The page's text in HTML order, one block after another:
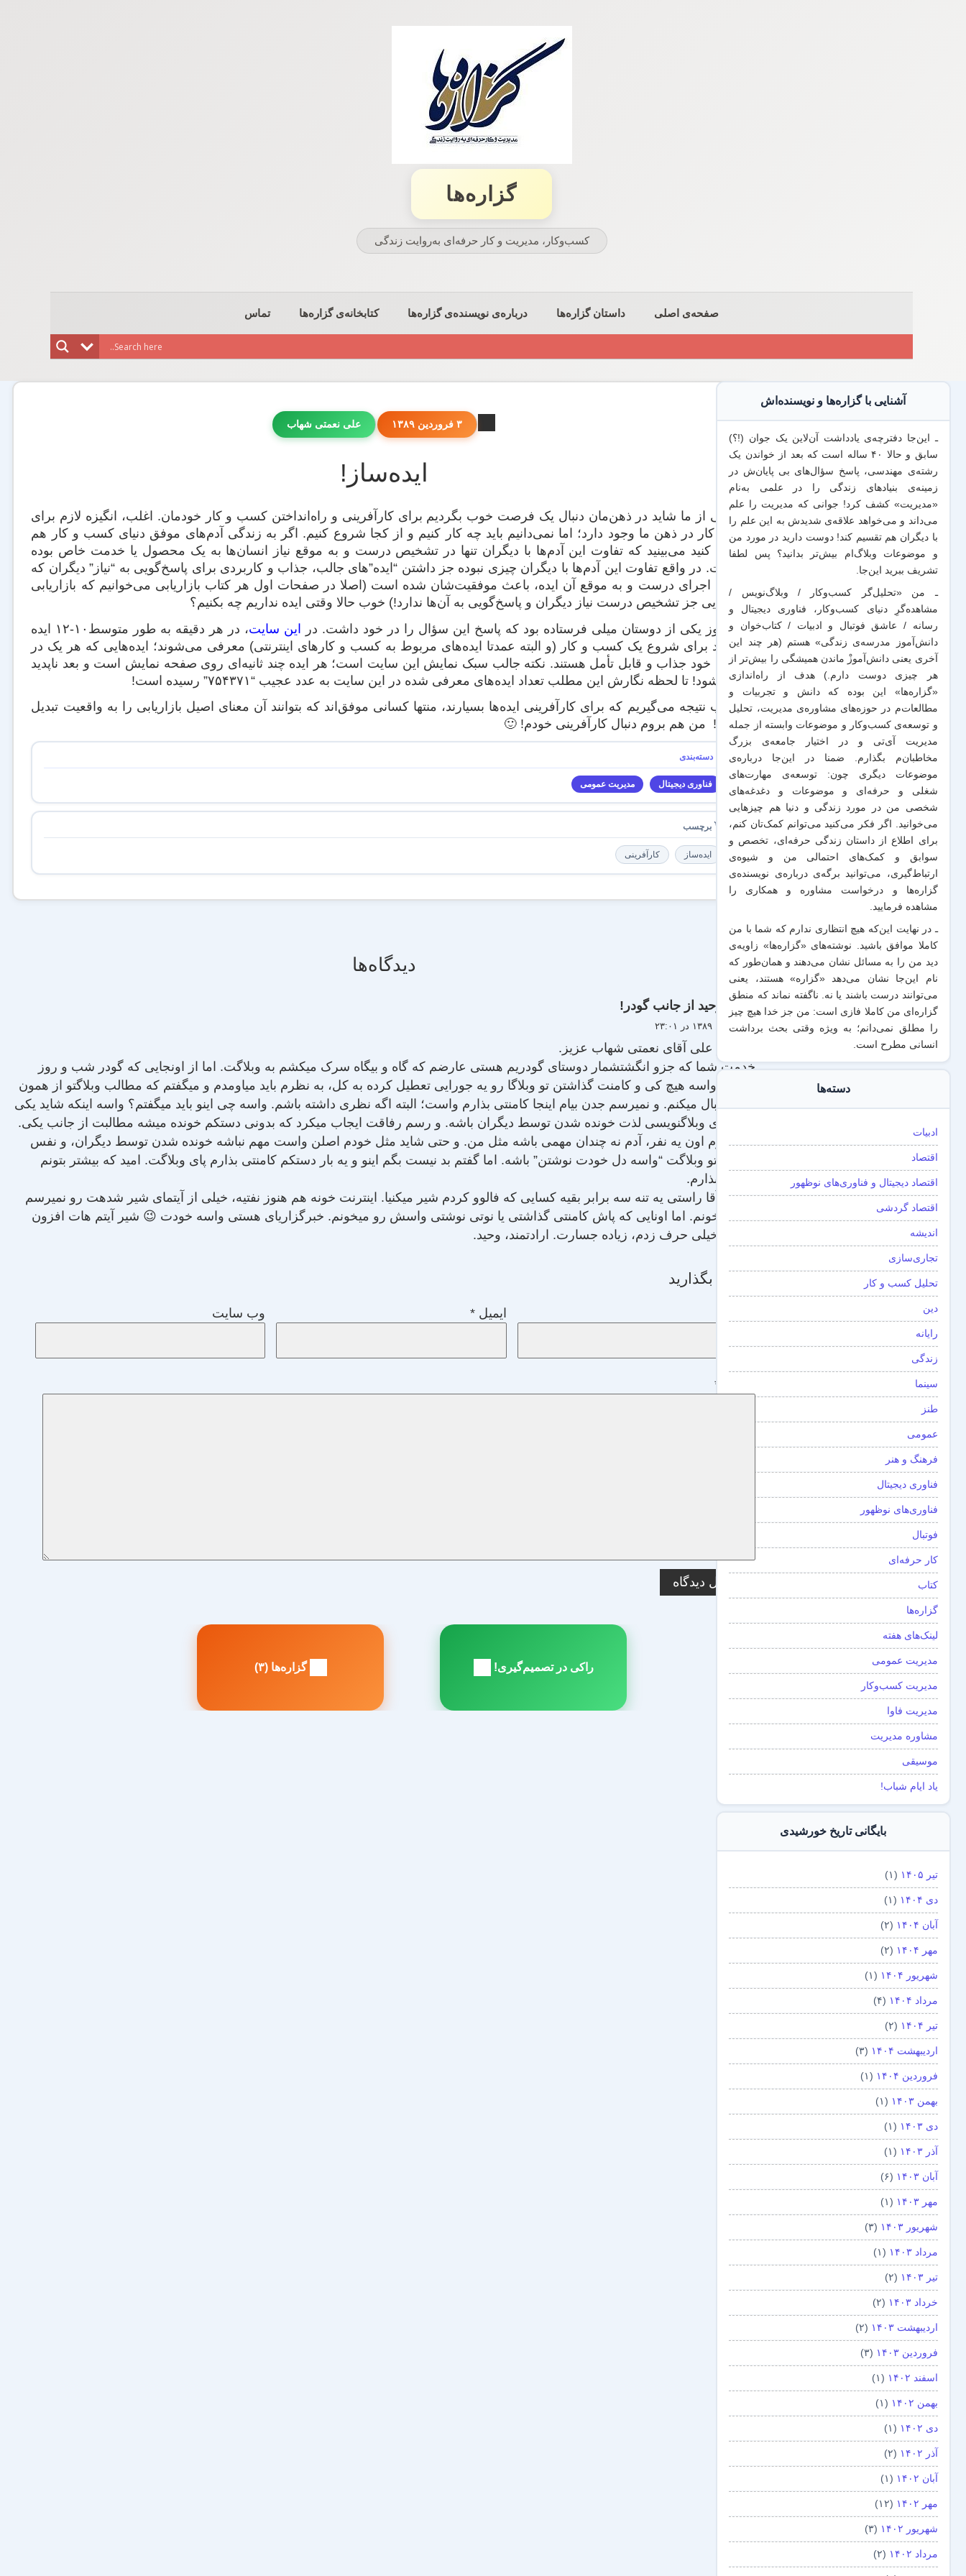
گزاره‌ها
کسب‌وکار، مدیریت و كار حرفه‌ای به‌روایت زندگی
صفحه‌ی اصلی داستان گزاره‌ها درباره‌ی نویسنده‌ی گزاره‌ها کتابخانه‌ی گزاره‌ها تماس
۳ فروردین ۱۳۸۹ علی نعمتی شهاب
ایده‌ساز!
خیلی از ما شاید در ذهن‌مان دنبال یک فرصت خوب بگردیم برای کارآفرینی و راه‌انداختن کسب و کار خودمان. اغلب، انگیزه لازم برای
این کار در ذهن ما وجود دارد؛ اما نمی‌دانیم باید چه کار کنیم و از کجا شروع کنیم. اگر به زندگی آدم‌های موفق دنیای کسب و کار هم
نگاه کنید می‌بینید که تفاوت این آدم‌ها با دیگران تنها در تشخیص درست و به موقع نیاز انسان‌ها به یک محصول یا خدمت خاص بوده
است. در واقع تفاوت این آدم‌ها با دیگران چیزی نبوده جز داشتن “ایده‌”‌های جالب، جذاب و کاربردی برای پاسخ‌گویی به “نیاز” دیگران که
البته اجرای درست و به موقع آن ایده، باعث موفقیت‌شان شده است (اصلا در صفحات اول هر کتاب بازاریابی می‌خوانیم که بازاریابی
معنایی جز تشخیص درست نیاز دیگران و پاسخ‌گویی به آن‌ها ندارد!) خوب حالا وقتی ایده نداریم چه بکنیم؟
امروز یکی از دوستان میلی فرستاده بود که پاسخ این سؤال را در خود داشت. در این سایت
، در هر دقیقه به طور متوسط۱۰-۱۲ ایده
جدید برای شروع یک کسب و کار (و البته عمدتا ایده‌های مربوط به کسب و کارهای اینترنتی) معرفی می‌شوند؛ ایده‌هایی که هر یک در
جای خود جذاب و قابل تأمل هستند. نکته جالب سبک نمایش این سایت است؛ هر ایده چند ثانیه‌ای روی صفحه نمایش است و بعد ناپدید
می‌شود! تا لحظه نگارش این مطلب تعداد ایده‌های معرفی شده در این سایت به عدد عجیب “۷۵۴۳۷۱” رسیده است!
خوب نتیجه می‌گیریم که برای کارآفرینی ایده‌‌ها بسیارند، منتها کسانی موفق‌اند که بتوانند آن معنای اصیل بازاریابی را به واقعیت تبدیل
کنند! من هم بروم دنبال کارآفرینی خودم! 🙂
فناوری دیجیتال مدیریت عمومی
ایده‌ساز کارآفرینی
دیدگاه‌ها
وحید از جانب گودر!
۴ فروردین ۱۳۸۹ در ۲۳:۰۱
درود بر علی آقای نعمتی شهاب عزیز.
خدمت شما که جزو انگشت‏شمار دوستای گودریم هستی عارضم که گاه و بی‏گاه سرک می‏کشم به وبلاگت. اما از اونجایی که گودر شب و روز
نذاشته واسه هیچ کی و کامنت گذاشتن تو وبلاگا رو یه جورایی تعطیل کرده به کل، به نظرم باید می‏‏اومدم و می‏گفتم که مطالب وبلاگتو از همون
گودر دنبال می‏کنم. و نمی‏‏‏رسم جدن بیام این‏جا کامنتی بذارم واست؛ البته اگه نظری داشته باشم. واسه چی اینو باید می‏گفتم؟ واسه این‏که شاید یکی
از لذت‏های وبلاگ‏نویسی لذت خونده شدن توسط دیگران باشه. و رسم رفاقت ایجاب می‏کرد که بدونی دست‏کم خونده می‏شه مطالبت از جانب یکی.
حالا گیرم اون یه نفر، آدم نه چندان مهمی باشه مثل من. و حتی شاید مثل خودم اصلن واست مهم نباشه خونده شدن توسط دیگران، و نفس
نوشتن تو وبلاگت “واسه دل خودت نوشتن” باشه. اما گفتم بد نیست بگم اینو و یه بار دست‏کم کامنتی بذارم پای وبلاگت. امید که بیش‏تر بتونم
کامنت بذارم.
پ.ن : آقا راستی یه تنه سه برابر بقیه کسایی که فالوو کردم شیر می‏کنیا. اینترنت خونه هم هنوز نفتیه، خیلی از آیتمای شیر شده‏ت رو نمی‏رسم
گاهی بخونم. اما اونایی که پاش کامنتی گذاشتی یا نوتی نوشتی واسش رو می‏خونم. خبرگزاری‏ای هستی واسه خودت 😉 شیر آیتم هات افزون
باد! 😀 خیلی حرف زدم، زیاده جسارت. ارادتمند، وحید.
دیدگاه بگذارید
ایمیل* وب‌ سایت
*
راهبری
مطلب
گزاره‌ها (۳)
مطلب
راکی در تصمیم‌گیری!
آشنایی با گزاره‌ها و نویسنده‌اش
ـ این‌جا دفترچه‌ی یادداشت‌ آن‌لاین یک جوان (!؟)
سابق و حالا ۴۰ ساله است که بعد از خواندن یک
رشته‌ی مهندسی، پاسخ سؤال‌های بی پایان‌ش در
زمینه‌ی بنیادهای زندگی را در علمی به‌نام
«مدیریت» کشف کرد! جوانی که مدیریت را علم
می‌داند و می‌خواهد علاقه‌ی شدیدش به این علم را
بادیگران همتقسیم کند! دوست دارید در مورد من
و موضوعات وبلاگ‌ام بیش‌تر بدانید؟ پس لطفا
تشریف ببرید این‌جا.
ـ من «تحلیل‌گر کسب‌وکار / وبلاگ‌نویس /
مشاهده‌گرِ دنیای کسب‌وکار، فناوری دیجیتال و
رسانه / عاشق فوتبال و ادبیات / کتاب‌خوان و
دانش‌آموز مدرسه‌ی زندگی» هستم (هر چند این
آخری یعنی دانش‌آموزْ ماندن همیشگی را بیش‌تر از
هر چیزی دوست دارم.) هدف از راه‌اندازی
«گزاره‌ها» این بوده که دانش و تجربیات‌ و
مطالعات‌م در حوزه‌های مشاوره‌ی مدیریت، تحلیل
و توسعه‌ی کسب‌وکار و موضوعات وابسته از جمله
مدیریت آی‌تی و در اختیار جامعه‌ی بزرگ
مخاطبان‌م بگذارم. ضمنا در این‌جا درباره‌ی
موضوعات دیگری چون: توسعه‌ی مهارت‌های
شغلی و حرفه‌ای و موضوعات و دغدغه‌های
شخصی من در مورد زندگی و دنیا هم چیزهایی
می‌خوانید. اگر فکر می‌کنید می‌توانم کمک‌تان کنم،
برای اطلاع از داستان زندگی حرفه‌ای، تخصص و
سوابق و کمک‌های احتمالی من و شیو‌ه‌ی
ارتباط‌گیری، می‌توانید برگه‌یدرباره‌ی نویسنده‌ی
گزاره‌ها و درخواست مشاوره و همکاری را
مشاهده فرمایید.
ـ در نهایت این‌که هیچ انتظاری ندارم که شما با من
کاملا موافق باشید. نوشته‌های «گزاره‌ها» زاویه‌ی
دید من را به مسائل نشان می‌دهند و همان‌طور که
نام این‌جا نشان می‌دهد «گزاره‌» هستند، یعنی
می‌توانند درست باشند یا نه. ناگفته نماند که منطق
گزاره‌ای من کاملا فازی است: من جز خدا هیچ چیز
را مطلق نمی‌دانم؛ به ویژه وقتی بحث برداشت
انسانی مطرح است.
دسته‌ها
ادبیات
اقتصاد
اقتصاد دیجیتال و فناوری‌های نوظهور
اقتصاد گردشی
اندیشه
تجاری‌سازی
تحلیل کسب و کار
دین
رایانه
زندگی
سینما
طنز
عمومی
فرهنگ و هنر
فناوری دیجیتال
فناوری‌های نوظهور
فوتبال
کار حرفه‌ای
کتاب
گزاره‌ها
لینک‌های هفته
مدیریت عمومی
مدیریت کسب‌و‌کار
مدیریت فاوا
مشاوره مدیریت
موسیقی
یاد ایام شباب!
بایگانی تاریخ خورشیدی
تیر ۱۴۰۵ (۱)
دی ۱۴۰۴ (۱)
آبان ۱۴۰۴ (۲)
مهر ۱۴۰۴ (۲)
شهریور ۱۴۰۴ (۱)
مرداد ۱۴۰۴ (۴)
تیر ۱۴۰۴ (۲)
اردیبهشت ۱۴۰۴ (۳)
فروردین ۱۴۰۴ (۱)
بهمن ۱۴۰۳ (۱)
دی ۱۴۰۳ (۱)
آذر ۱۴۰۳ (۱)
آبان ۱۴۰۳ (۶)
مهر ۱۴۰۳ (۱)
شهریور ۱۴۰۳ (۳)
مرداد ۱۴۰۳ (۱)
تیر ۱۴۰۳ (۲)
خرداد ۱۴۰۳ (۲)
اردیبهشت ۱۴۰۳ (۲)
فروردین ۱۴۰۳ (۳)
اسفند ۱۴۰۲ (۱)
بهمن ۱۴۰۲ (۱)
دی ۱۴۰۲ (۱)
آذر ۱۴۰۲ (۲)
آبان ۱۴۰۲ (۱)
مهر ۱۴۰۲ (۱۲)
شهریور ۱۴۰۲ (۳)
مرداد ۱۴۰۲ (۲)